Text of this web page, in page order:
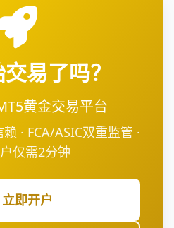
易了吗？
黄金交易平台
· FCA/ASIC双重监管 ·
仅需2分钟
立即开户